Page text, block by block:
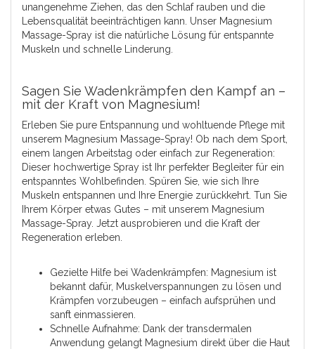
unangenehme Ziehen, das den Schlaf rauben und die
Lebensqualität beeinträchtigen kann. Unser Magnesium
Massage-Spray ist die natürliche Lösung für entspannte
Muskeln und schnelle Linderung.
Sagen Sie Wadenkrämpfen den Kampf an –
mit der Kraft von Magnesium!
Erleben Sie pure Entspannung und wohltuende Pflege mit
unserem Magnesium Massage-Spray! Ob nach dem Sport,
einem langen Arbeitstag oder einfach zur Regeneration:
Dieser hochwertige Spray ist Ihr perfekter Begleiter für ein
entspanntes Wohlbefinden. Spüren Sie, wie sich Ihre
Muskeln entspannen und Ihre Energie zurückkehrt. Tun Sie
Ihrem Körper etwas Gutes – mit unserem Magnesium
Massage-Spray. Jetzt ausprobieren und die Kraft der
Regeneration erleben.
Gezielte Hilfe bei Wadenkrämpfen: Magnesium ist
bekannt dafür, Muskelverspannungen zu lösen und
Krämpfen vorzubeugen – einfach aufsprühen und
sanft einmassieren.
Schnelle Aufnahme: Dank der transdermalen
Anwendung gelangt Magnesium direkt über die Haut